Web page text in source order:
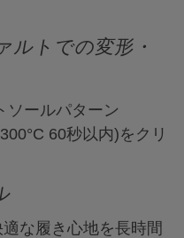
ルトでの変形・
ソールパターン
60秒以内)をクリ
な履き心地を長時間